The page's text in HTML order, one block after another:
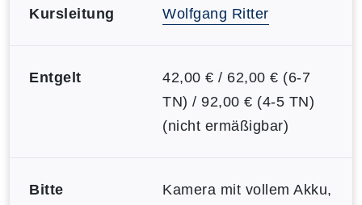
Kursleitung Wolfgang Ritter
Entgelt
42,00 € / 62,00 € (6-7
TN) / 92,00 € (4-5 TN)
(nicht ermäßigbar)
Bitte
Kamera mit vollem Akku,